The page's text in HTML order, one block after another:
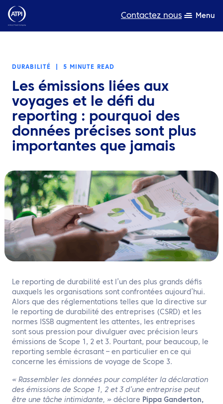
Contactez nous Menu
A propos de nous
Produits
Développement durable
Rechercher
Contactez nous
FR
DURABILITÉ 5 MINUTE READ
Les émissions liées aux
voyages et le défi du
reporting : pourquoi des
données précises sont plus
importantes que jamais
Le reporting de durabilité est l’un des plus grands défis
auxquels les organisations sont confrontées aujourd’hui.
Alors que des réglementations telles que la directive sur
le reporting de durabilité des entreprises (CSRD) et les
normes ISSB augmentent les attentes, les entreprises
sont sous pression pour divulguer avec précision leurs
émissions de Scope 1, 2 et 3. Pourtant, pour beaucoup, le
reporting semble écrasant – en particulier en ce qui
concerne les émissions de voyage de Scope 3.
« Rassembler les données pour compléter la déclaration
des émissions de Scope 1, 2 et 3 d’une entreprise peut
être une tâche intimidante, » déclare Pippa Ganderton,